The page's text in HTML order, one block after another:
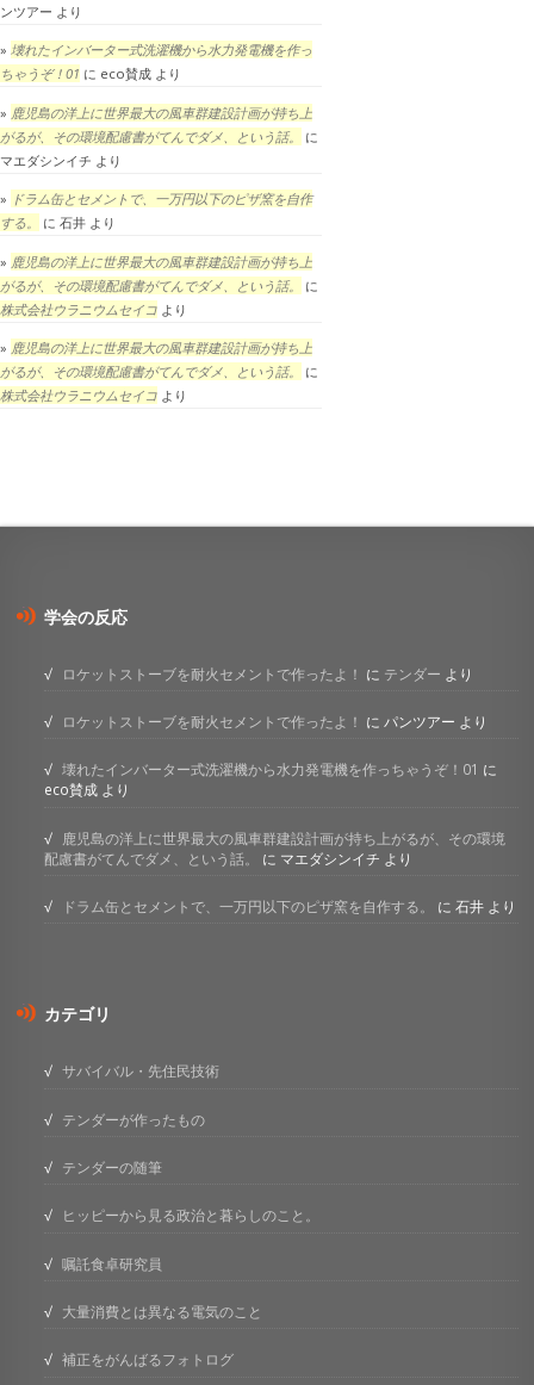
ンツアー より
壊れたインバーター式洗濯機から水力発電機を作っ
ちゃうぞ！01 に eco賛成 より
鹿児島の洋上に世界最大の風車群建設計画が持ち上
がるが、その環境配慮書がてんでダメ、という話。
に
マエダシンイチ より
ドラム缶とセメントで、一万円以下のピザ窯を自作
する。
に 石井 より
鹿児島の洋上に世界最大の風車群建設計画が持ち上
がるが、その環境配慮書がてんでダメ、という話。
に
株式会社ウラニウムセイコ より
鹿児島の洋上に世界最大の風車群建設計画が持ち上
がるが、その環境配慮書がてんでダメ、という話。
に
株式会社ウラニウムセイコ より
学会の反応
ロケットストーブを耐火セメントで作ったよ！ に テンダー より
ロケットストーブを耐火セメントで作ったよ！ に パンツアー より
壊れたインバーター式洗濯機から水力発電機を作っちゃうぞ！01 に
eco賛成 より
鹿児島の洋上に世界最大の風車群建設計画が持ち上がるが、その環境
配慮書がてんでダメ、という話。
に マエダシンイチ より
ドラム缶とセメントで、一万円以下のピザ窯を自作する。 に石井 より
カテゴリ
サバイバル・先住民技術
テンダーが作ったもの
テンダーの随筆
ヒッピーから見る政治と暮らしのこと。
嘱託食卓研究員
大量消費とは異なる電気のこと
補正をがんばるフォトログ